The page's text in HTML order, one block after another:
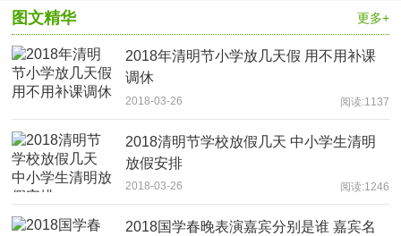
图文精华 更多+
2018年清明节小学放几天假 用不用补课
调休
2018-03-26 阅读:1137
2018清明节学校放假几天 中小学生清明
放假安排
2018-03-26 阅读:1246
2018国学春晚表演嘉宾分别是谁 嘉宾名